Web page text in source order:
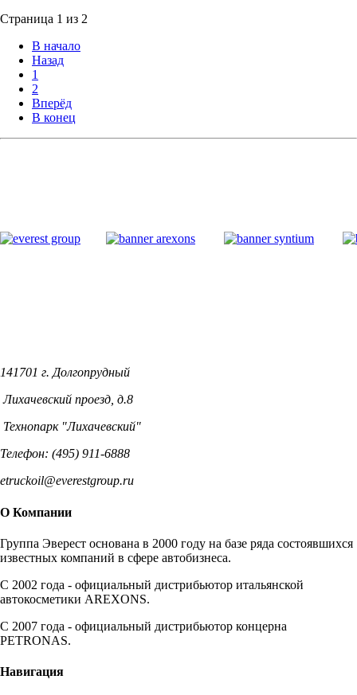
Страница 1 из 2
В начало
Назад
1
2
Вперёд
В конец
141701 г. Долгопрудный
Лихачевский проезд, д.8
Технопарк "Лихачевский"
Телефон: (495) 911-6888
etruckoil@everestgroup.ru
О Компании
Группа Эверест основана в 2000 году на базе ряда состоявшихся
известных компаний в сфере автобизнеса.
C 2002 года - официальный дистрибьютор итальянской
автокосметики AREXONS.
С 2007 года - официальный дистрибьютор концерна
PETRONAS.
Навигация